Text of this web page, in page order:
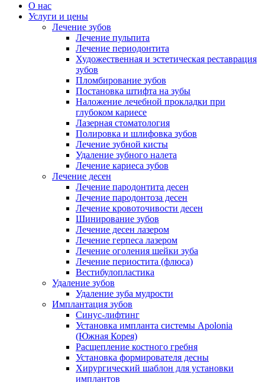
О нас
Услуги и цены
Лечение зубов
Лечение пульпита
Лечение периодонтита
Художественная и эстетическая реставрация
зубов
Пломбирование зубов
Постановка штифта на зубы
Наложение лечебной прокладки при
глубоком кариесе
Лазерная стоматология
Полировка и шлифовка зубов
Лечение зубной кисты
Удаление зубного налета
Лечение кариеса зубов
Лечение десен
Лечение пародонтита десен
Лечение пародонтоза десен
Лечение кровоточивости десен
Шинирование зубов
Лечение десен лазером
Лечение герпеса лазером
Лечение оголения шейки зуба
Лечение периостита (флюса)
Вестибулопластика
Удаление зубов
Удаление зуба мудрости
Имплантация зубов
Синус-лифтинг
Установка импланта системы Apolonia
(Южная Корея)
Расщепление костного гребня
Установка формирователя десны
Хирургический шаблон для установки
имплантов